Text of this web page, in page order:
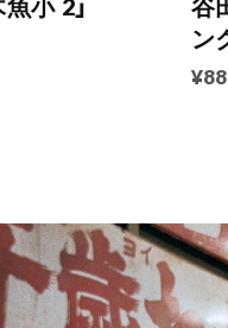
小 2」
谷
ン